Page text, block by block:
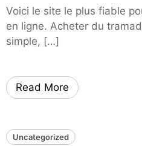
Voici le site le plus fiable
en ligne. Acheter du
simple, […]
Read More
Uncategorized